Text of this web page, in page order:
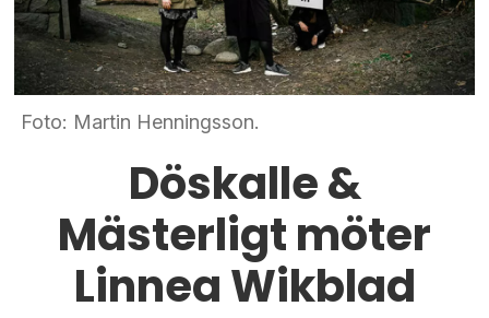
Foto: Martin Henningsson.
Döskalle &
Mästerligt möter
Linnea Wikblad